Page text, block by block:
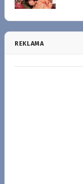
REKLAMA